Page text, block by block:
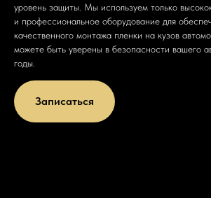
уровень защиты. Мы используем только
и профессиональное оборудование для
качественного монтажа пленки на кузов
можете быть уверены в безопасности вашего
годы.
Записаться